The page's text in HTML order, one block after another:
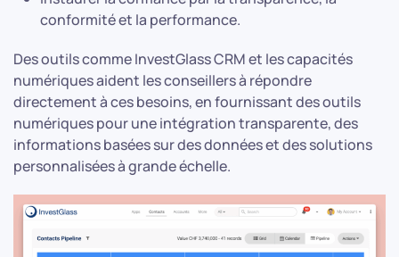
conformité et la performance.
Des outils comme InvestGlass CRM et les capacités
numériques aident les conseillers à répondre
directement à ces besoins, en fournissant des outils
numériques pour une intégration transparente, des
informations basées sur des données et des solutions
personnalisées à grande échelle.